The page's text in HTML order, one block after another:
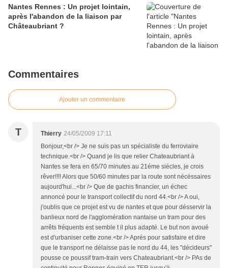
Nantes Rennes : Un projet lointain,
après l'abandon de la liaison par
Châteaubriant ?
Commentaires
Ajouter un commentaire
T Thierry 24/05/2009 17:11
Bonjour,<br /> Je ne suis pas un spécialiste du ferroviaire
technique.<br /> Quand je lis que relier Chateaubriant à
Nantes se fera en 65/70 minutes au 21éme siécles, je crois
rêver!!!! Alors que 50/60 minutes par la route sont nécéssaires
aujourd'hui...<br /> Que de gachis financier, un échec
annoncé pour le transport collectif du nord 44.<br /> A oui,
j'oublis que ce projet est vu de nantes et que pour désservir la
banlieux nord de l'agglomération nantaise un tram pour des
arrêts fréquents est semble t il plus adapté. Le but non avoué
est d'urbaniser cette zone.<br /> Aprés pour satisfaire et dire
que le transport ne délaisse pas le nord du 44, les "décideurs"
pousse ce poussif tram-train vers Chateaubriant.<br /> PAs de